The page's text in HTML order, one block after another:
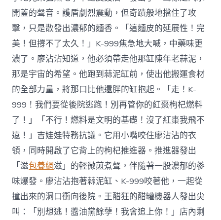
開蓋的聲音。護盾劇烈震動，但奇蹟般地擋住了攻
擊，只是散發出濃郁的麵香。「這麵皮的延展性！完
美！但撐不了太久！」K-999焦急地大喊，中藥味更
濃了。廖沾沾知道，他必須帶走他那缸陳年老蒜泥，
那是宇宙的希望。他跑到蒜泥缸前，使出他搬運食材
的全部力量，將那口比他還胖的缸抱起。「走！K-
999！我們要從後院逃跑！別再管你的紅棗枸杞燃料
了！」「不行！燃料是文明的基礎！沒了紅棗我飛不
遠！」吉娃娃特務抗議。它用小嘴咬住廖沾沾的衣
領，同時開啟了它背上的枸杞推進器。推進器發出
「滋包養網滋」的輕微煎煮聲，伴隨著一股濃郁的蔘
味爆發。廖沾沾抱著蒜泥缸、K-999咬著他，一起從
撞出來的洞口衝向後院。王醋狂的醋罐機器人發出尖
叫：「別想逃！醬油黨餘孽！我會追上你！」店內剩